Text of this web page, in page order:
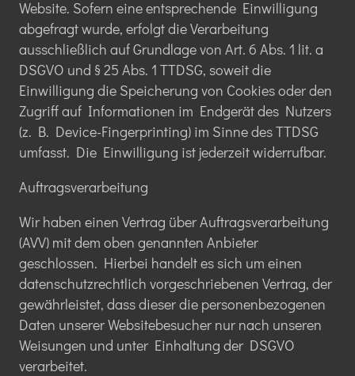
Website. Sofern eine entsprechende Einwilligung
abgefragt wurde, erfolgt die Verarbeitung
ausschließlich auf Grundlage von Art. 6 Abs. 1 lit. a
DSGVO und § 25 Abs. 1 TTDSG, soweit die
Einwilligung die Speicherung von Cookies oder den
Zugriff auf Informationen im Endgerät des Nutzers
(z. B. Device-Fingerprinting) im Sinne des TTDSG
umfasst. Die Einwilligung ist jederzeit widerrufbar.
Auftragsverarbeitung
Wir haben einen Vertrag über Auftragsverarbeitung
(AVV) mit dem oben genannten Anbieter
geschlossen. Hierbei handelt es sich um einen
datenschutzrechtlich vorgeschriebenen Vertrag, der
gewährleistet, dass dieser die personenbezogenen
Daten unserer Websitebesucher nur nach unseren
Weisungen und unter Einhaltung der DSGVO
verarbeitet.